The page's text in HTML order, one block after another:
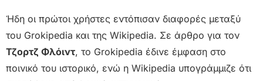
Ήδη οι πρώτοι χρήστες εντόπισαν διαφορές μεταξύ
του Grokipedia και της Wikipedia. Σε άρθρο για τον
Τζορτζ Φλόιντ, το Grokipedia έδινε έμφαση στο
ποινικό του ιστορικό, ενώ η Wikipedia υπογράμμιζε ότι